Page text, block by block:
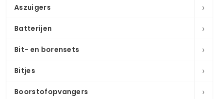
Aszuigers ›
Batterijen ›
Bit- en borensets ›
Bitjes ›
Boorstofopvangers ›